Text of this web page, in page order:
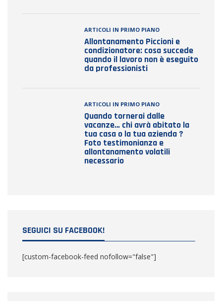
ARTICOLI IN PRIMO PIANO
Allontanamento Piccioni e
condizionatore: cosa succede
quando il lavoro non è eseguito
da professionisti
ARTICOLI IN PRIMO PIANO
Quando tornerai dalle
vacanze… chi avrà abitato la
tua casa o la tua azienda ?
Foto testimonianza e
allontanamento volatili
necessario
SEGUICI SU FACEBOOK!
[custom-facebook-feed nofollow="false"]